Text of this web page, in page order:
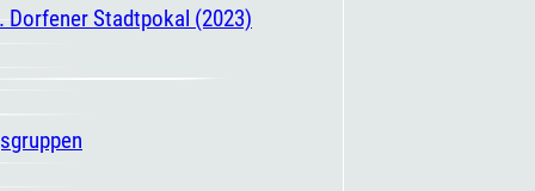
Dorfener Stadtpokal (2023)